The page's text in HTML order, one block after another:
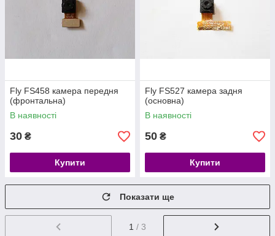
Fly FS458 камера передня
(фронтальна)
В наявності
30 ₴
Купити
Fly FS527 камера задня
(основна)
В наявності
50 ₴
Купити
Показати ще
1 / 3